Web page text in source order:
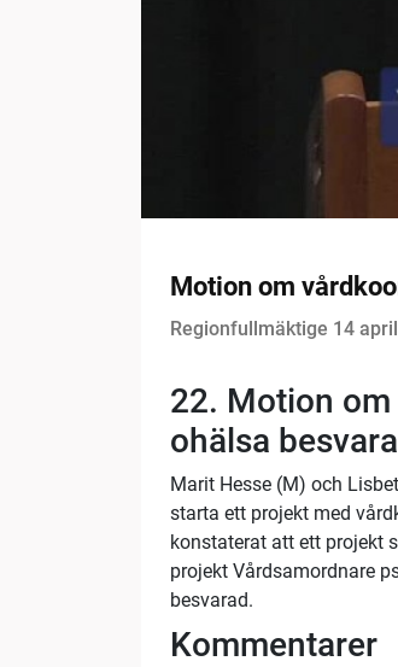
Motion om
Regionfullmäktige 14
22. Motion
ohälsa
Marit Hesse (M) och
starta ett projekt med
konstaterat att ett projekt
projekt Vårdsamordnare
besvarad.
Kommentarer